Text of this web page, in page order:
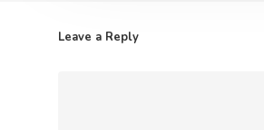
Leave a Reply